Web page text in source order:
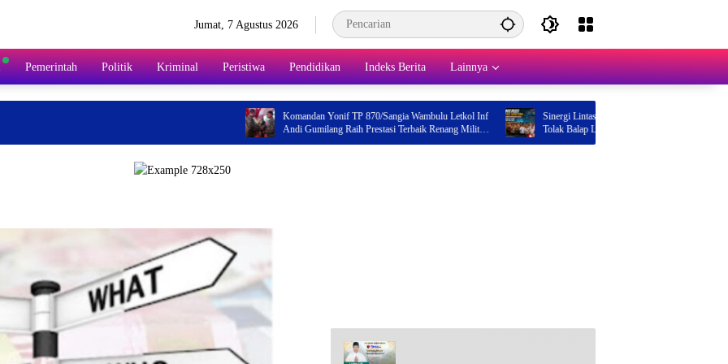
Jumat, 7 Agustus 2026
Pemerintah Politik Kriminal Peristiwa Pendidikan Indeks Berita Lainnya
Komandan Yonif TP 870/Sangia Wambulu Letkol Inf
Andi Gumilang Raih Prestasi Terbaik Renang Militer
Tahun 2026
Sinergi Lintas Sektor, Polres Bungo Hadiri Deklarasi
Tolak Balap Liar dan Geng Motor